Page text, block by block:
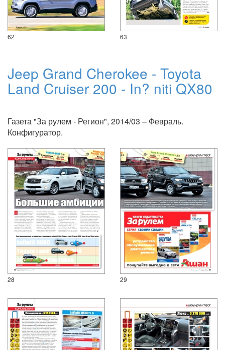
62 63
Jeep Grand Cherokee - Toyota
Land Cruiser 200 - In? niti QX80
Газета "За рулем - Регион", 2014/03 – Февраль.
Конфигуратор.
28 29